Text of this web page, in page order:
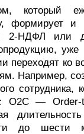
который
формирует и
2-НДФЛ или
уже
переходят ко
Например,
сотрудника,
O2C — Order-
до шести